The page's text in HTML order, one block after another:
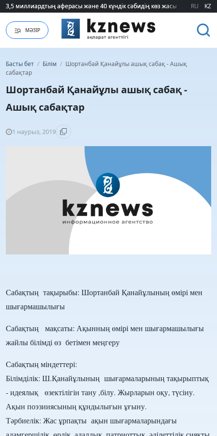
3,5 миллиардтың аферасы және 40 күндік сәбидің көз жасы:
3,5 миллиардтың аферасы және 40 күндік сәбидің көз жасы: RU KZ
МӘЗІР
Басты бет / Білім / Шортанбай Қанайұлы ашық сабақ - Ашық
сабақтар
Шортанбай Қанайұлы ашық сабақ -
Ашық сабақтар
1 наурыз, 2019
Сабақтың тақырыбы: Шортанбай Қанайұлының өмірі мен
шығармашылығы
Сабақтың мақсаты: Ақынның өмірі мен шығармашылығы
жайлы білімді өз бетімен меңгеру
Сабақтың міндеттері:
Білімділік: Ш.Қанайұлының шығармаларының тақырыптық
- идеялық өзектілігін тану ,білу. Жырларын оқу, түсіну.
Ақын поэзииясының құндылығын ұғыну.
Тәрбиелік: Жас ұрпақты ақын шығармаларындағы